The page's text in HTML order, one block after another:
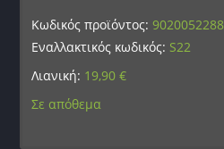
Κωδικός προϊόντος:9020052288
Εναλλακτικός κωδικός: S22
Λιανική: 19,90€
Σε απόθεμα